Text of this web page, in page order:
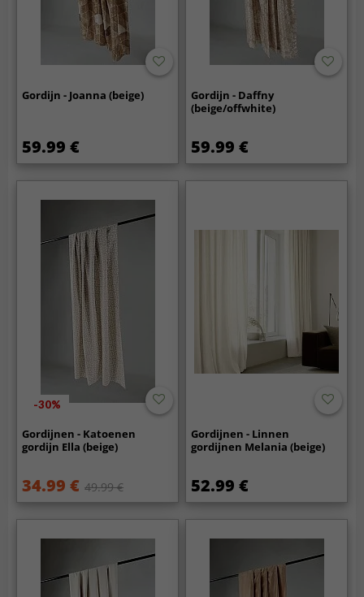
Gordijn - Joanna (beige)
59.99 €
Gordijn - Daffny
(beige/offwhite)
59.99 €
-30%
Gordijnen - Katoenen
gordijn Ella (beige)
34.99 € 49.99 €
Gordijnen - Linnen
gordijnen Melania (beige)
52.99 €